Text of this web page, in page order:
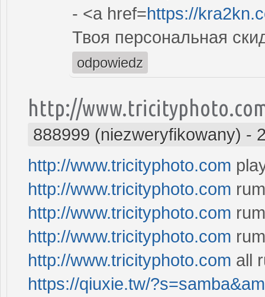
- <a href=https://
Твоя персональная
odpowiedz
http://
888999 (niezweryfikowany) -
http://www.tricityphoto.com
http://www.tricityphoto.com
http://www.tricityphoto.com
http://www.tricityphoto.com
http://www.tricityphoto.com all
https://qiuxie.tw/